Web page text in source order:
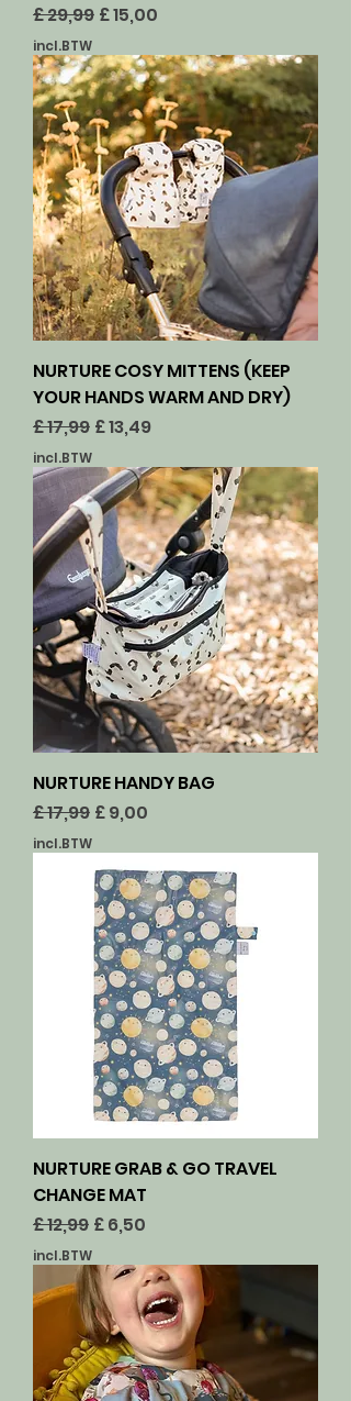
Normale prijs
£ 29,99 Verkoopprijs
£ 15,00
incl.BTW
NURTURE COSY MITTENS (KEEP
YOUR HANDS WARM AND DRY)
Normale prijs
£ 17,99 Verkoopprijs
£ 13,49
incl.BTW
NURTURE HANDY BAG
Normale prijs
£ 17,99 Verkoopprijs
£ 9,00
incl.BTW
NURTURE GRAB & GO TRAVEL
CHANGE MAT
Normale prijs
£ 12,99 Verkoopprijs
£ 6,50
incl.BTW